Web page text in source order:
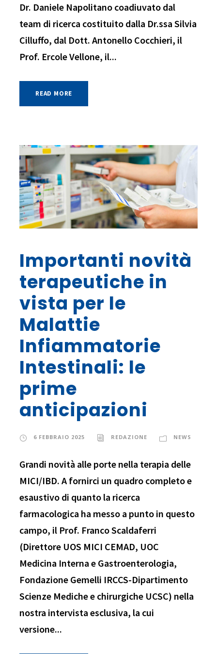
Dr. Daniele Napolitano coadiuvato dal
team di ricerca costituito dalla Dr.ssa Silvia
Cilluffo, dal Dott. Antonello Cocchieri, il
Prof. Ercole Vellone, il...
READ MORE
Importanti novità
terapeutiche in
vista per le
Malattie
Infiammatorie
Intestinali: le
prime
anticipazioni
6 FEBBRAIO 2025 REDAZIONE NEWS
Grandi novità alle porte nella terapia delle
MICI/IBD. A fornirci un quadro completo e
esaustivo di quanto la ricerca
farmacologica ha messo a punto in questo
campo, il Prof. Franco Scaldaferri
(Direttore UOS MICI CEMAD, UOC
Medicina Interna e Gastroenterologia,
Fondazione Gemelli IRCCS-Dipartimento
Scienze Mediche e chirurgiche UCSC) nella
nostra intervista esclusiva, la cui
versione...